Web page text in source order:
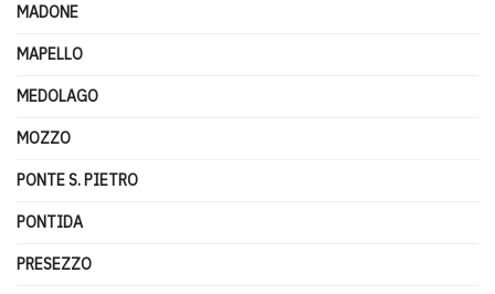
MADONE
MAPELLO
MEDOLAGO
MOZZO
PONTE S. PIETRO
PONTIDA
PRESEZZO